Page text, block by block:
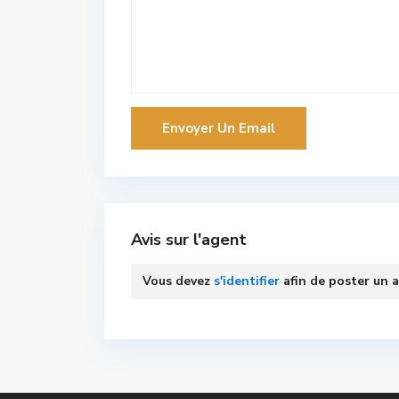
Avis sur l'agent
Vous devez s'identifier afin de poster un